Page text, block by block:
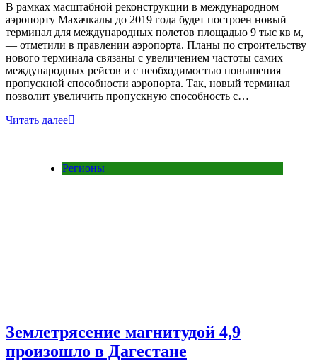
В рамках масштабной реконструкции в международном
аэропорту Махачкалы до 2019 года будет построен новый
терминал для международных полетов площадью 9 тыс кв м,
— отметили в правлении аэропорта. Планы по строительству
нового терминала связаны с увеличением частоты самих
международных рейсов и с необходимостью повышения
пропускной способности аэропорта. Так, новый терминал
позволит увеличить пропускную способность с…
Читать далее
Регионы
Землетрясение магнитудой 4,9
произошло в Дагестане